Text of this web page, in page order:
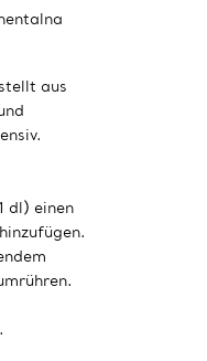
aus
dl) einen